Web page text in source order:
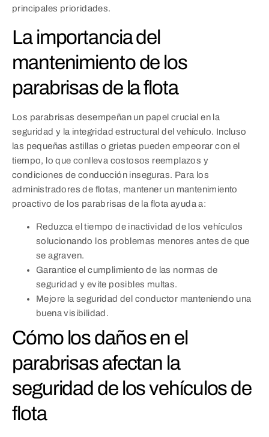
principales prioridades.
La importancia del
mantenimiento de los
parabrisas de la flota
Los parabrisas desempeñan un papel crucial en la
seguridad y la integridad estructural del vehículo. Incluso
las pequeñas astillas o grietas pueden empeorar con el
tiempo, lo que conlleva costosos reemplazos y
condiciones de conducción inseguras. Para los
administradores de flotas, mantener un mantenimiento
proactivo de los parabrisas de la flota ayuda a:
Reduzca el tiempo de inactividad de los vehículos
solucionando los problemas menores antes de que
se agraven.
Garantice el cumplimiento de las normas de
seguridad y evite posibles multas.
Mejore la seguridad del conductor manteniendo una
buena visibilidad.
Cómo los daños en el
parabrisas afectan la
seguridad de los vehículos de
flota